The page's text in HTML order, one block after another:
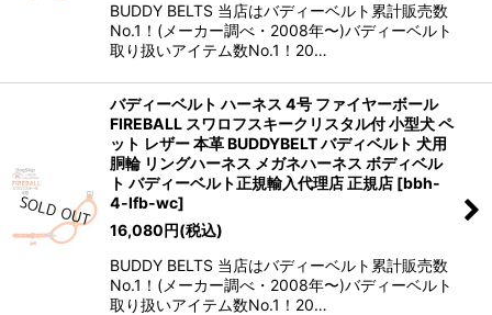
BUDDY BELTS 当店はバディーベルト累計販売数
No.1！(メーカー調べ・2008年〜)バディーベルト
取り扱いアイテム数No.1！20…
バディーベルト ハーネス 4号 ファイヤーボール
FIREBALL スワロフスキークリスタル付 小型犬 ペ
ット レザー 本革 BUDDYBELT バディベルト 犬用
胴輪 リングハーネス メガネハーネス ボディベル
ト バディーベルト正規輸入代理店 正規店 [bbh-
4-lfb-wc]
16,080円(税込)
BUDDY BELTS 当店はバディーベルト累計販売数
No.1！(メーカー調べ・2008年〜)バディーベルト
取り扱いアイテム数No.1！20…